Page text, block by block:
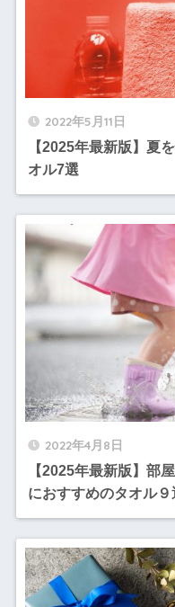
2022年5月11日
【2025年最新版】夏
オル7選
2022年4月8日
【2025年最新版】部
におすすめのタオル９